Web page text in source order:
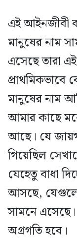
এই আইনজীবী
মানুষের নাম
এসেছে তারা
প্রাথমিকভাবে
মানুষের নাম
আমার কাছে
আছে। যে
গিয়েছিল
যেহেতু বাধা
আসছে,
সামনে
অগ্রগতি হবে।